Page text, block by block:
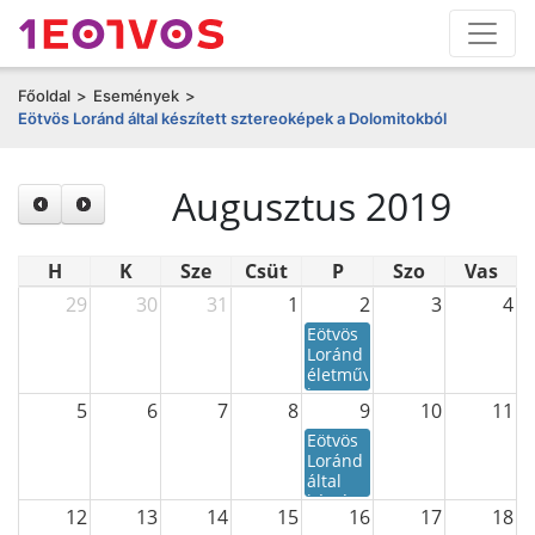
Főoldal > Események >
Eötvös Loránd által készített sztereoképek a Dolomitokból
Augusztus 2019
H K Sze Csüt P Szo
Vas
29
30 31 1 2 3 4
Eötvös
Loránd
életművének
bemutatása
Nemzetközi
Csillagászati
Diákolimpián
5 6 7 8 9 10 11
Eötvös
Loránd
által
készített
sztereoképek
12 13 14 15 16 17
18